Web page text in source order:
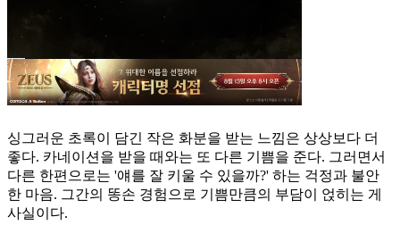
싱그러운 초록이 담긴 작은 화분을 받는 느낌은 상상보다 더
좋다. 카네이션을 받을 때와는 또 다른 기쁨을 준다. 그러면서
다른 한편으로는 '얘를 잘 키울 수 있을까?' 하는 걱정과 불안
한 마음. 그간의 똥손 경험으로 기쁨만큼의 부담이 얹히는 게
사실이다.